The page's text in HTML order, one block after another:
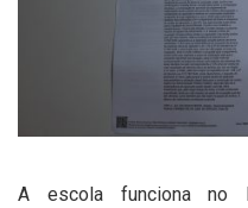
A escola funciona